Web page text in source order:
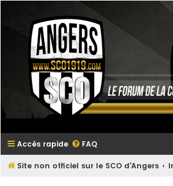
Accès rapide FAQ
Site non officiel sur le SCO d'Angers